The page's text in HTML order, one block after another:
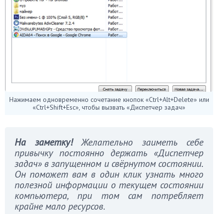
Нажимаем одновременно сочетание кнопок «Ctrl+Alt+Delete» или
«Ctrl+Shift+Esc», чтобы вызвать «Диспетчер задач»
На заметку!Желательно заиметь себе
привычку постоянно держать «Диспетчер
задач» в запущенном и свёрнутом состоянии.
Он поможет вам в один клик узнать много
полезной информации о текущем состоянии
компьютера, при том сам потребляет
крайне мало ресурсов.